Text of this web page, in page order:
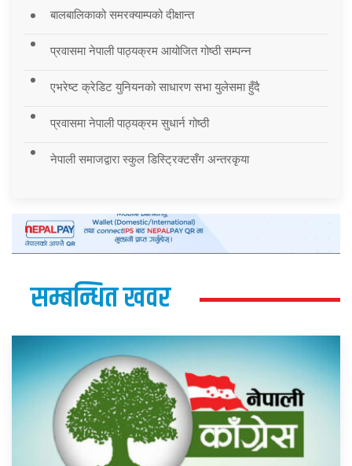
बालबालिकाको समरक्याम्पको दीक्षान्त
प्रवासमा नेपाली पाठ्यक्रम आयोजित गोष्ठी सम्पन्न
एभरेष्ट क्रेडिट युनियनको साधारण सभा युलेसमा हुँदै
प्रवासमा नेपाली पाठ्यक्रम सुधार्न गोष्ठी
नेपाली समाजद्वारा स्कुल डिस्ट्रिक्टसँग अन्तरकृया
सम्बन्धित खवर